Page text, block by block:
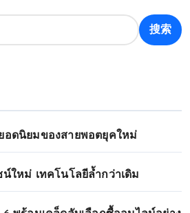
搜索
อดนิยมของสายพอตยุคใหม่
ใหม่ เทคโนโลยีล้ำกว่าเดิม